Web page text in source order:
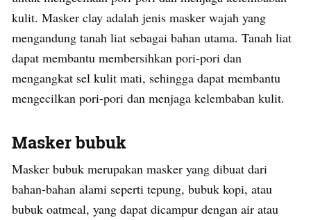
kulit. Masker clay adalah jenis masker wajah yang
mengandung tanah liat sebagai bahan utama. Tanah liat
dapat membantu membersihkan pori-pori dan
mengangkat sel kulit mati, sehingga dapat membantu
mengecilkan pori-pori dan menjaga kelembaban kulit.
Masker bubuk
Masker bubuk merupakan masker yang dibuat dari
bahan-bahan alami seperti tepung, bubuk kopi, atau
bubuk oatmeal, yang dapat dicampur dengan air atau